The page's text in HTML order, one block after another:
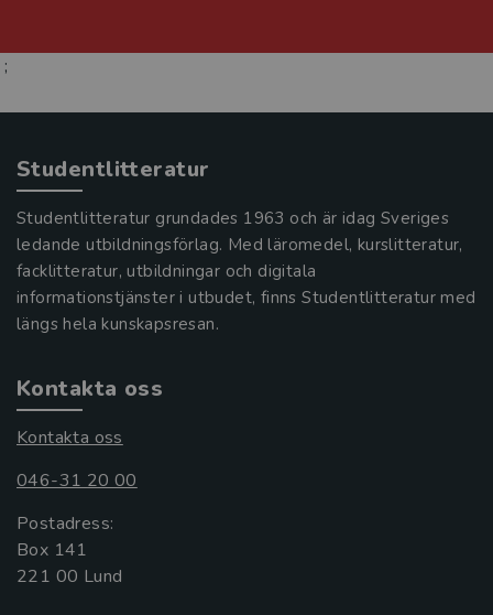
;
Studentlitteratur
Studentlitteratur grundades 1963 och är idag Sveriges
ledande utbildningsförlag. Med läromedel, kurslitteratur,
facklitteratur, utbildningar och digitala
informationstjänster i utbudet, finns Studentlitteratur med
längs hela kunskapsresan.
Kontakta oss
Kontakta oss
046-31 20 00
Postadress:
Box 141
221 00 Lund